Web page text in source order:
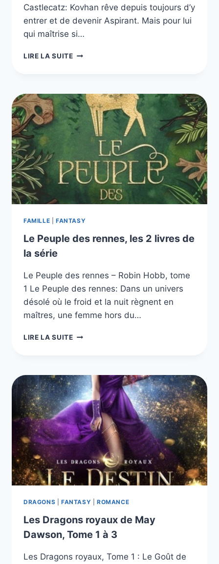
Castlecatz: Kovhan rêve depuis toujours d’y
entrer et de devenir Aspirant. Mais pour lui
qui maîtrise si…
LIRE LA SUITELE
TOME
1
À
3
FAMILLE FANTASY
Le Peuple des rennes, les 2 livres de
la série
Le Peuple des rennes – Robin Hobb, tome
1 Le Peuple des rennes: Dans un univers
désolé où le froid et la nuit règnent en
maîtres, une femme hors du…
LIRE LA SUITELE
LES
2
LIVRES
DE
LA
SÉRIE
DRAGONS FANTASY ROMANCE
Les Dragons royaux de May
Dawson, Tome 1 à 3
Les Dragons royaux, Tome 1 : Le Goût de